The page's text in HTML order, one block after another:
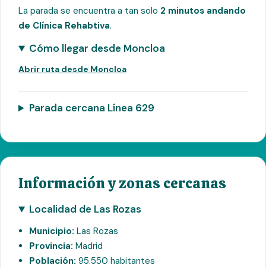
La parada se encuentra a tan solo 2 minutos andando
de Clínica Rehabtiva.
Cómo llegar desde Moncloa
Abrir ruta desde Moncloa
Parada cercana Línea 629
Información y zonas cercanas
Localidad de Las Rozas
Municipio: Las Rozas
Provincia: Madrid
Población: 95.550 habitantes